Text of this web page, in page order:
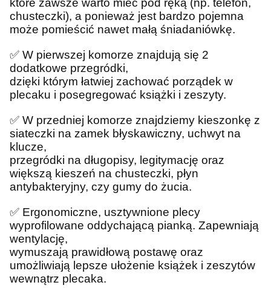
które zawsze warto mieć pod ręką (np. telefon,
chusteczki), a ponieważ jest bardzo pojemna
może pomieścić nawet małą śniadaniówkę.
✅ W pierwszej komorze znajdują się 2
dodatkowe przegródki,
dzięki którym łatwiej zachować porządek w
plecaku i posegregować książki i zeszyty.
✅ W przedniej komorze znajdziemy kieszonkę z
siateczki na zamek błyskawiczny, uchwyt na
klucze,
przegródki na długopisy, legitymację oraz
większą kieszeń na chusteczki, płyn
antybakteryjny, czy gumy do żucia.
✅ Ergonomiczne, usztywnione plecy
wyprofilowane oddychającą pianką. Zapewniają
wentylację,
wymuszają prawidłową postawę oraz
umożliwiają lepsze ułożenie książek i zeszytów
wewnątrz plecaka.